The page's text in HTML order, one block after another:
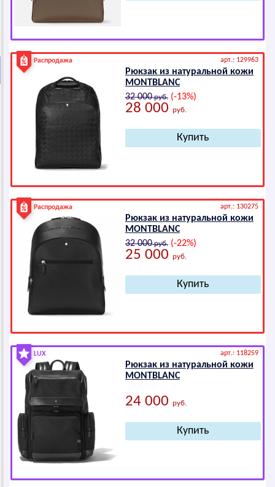
Распродажа арт.: 129963
Рюкзак из натуральной кожи
МОNТВLАNС
32 000руб.(-13%)
28 000 руб.
Распродажа арт.: 130275
Рюкзак из натуральной кожи
МОNТВLАNС
32 000руб.(-22%)
25 000 руб.
LUX арт.: 118259
Рюкзак из натуральной кожи
МОNТВLАNС
24 000 руб.